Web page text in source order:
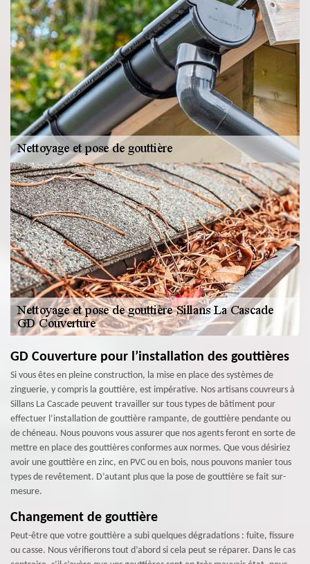
GD Couverture pour l’installation des gouttières
Si vous êtes en pleine construction, la mise en place des systèmes de
zinguerie, y compris la gouttière, est impérative. Nos artisans couvreurs à
Sillans La Cascade peuvent travailler sur tous types de bâtiment pour
effectuer l’installation de gouttière rampante, de gouttière pendante ou
de chéneau. Nous pouvons vous assurer que nos agents feront en sorte de
mettre en place des gouttières conformes aux normes. Que vous désiriez
avoir une gouttière en zinc, en PVC ou en bois, nous pouvons manier tous
types de revêtement. D’autant plus que la pose de gouttière se fait sur-
mesure.
Changement de gouttière
Peut-être que votre gouttière a subi quelques dégradations : fuite, fissure
ou casse. Nous vérifierons tout d’abord si cela peut se réparer. Dans le cas